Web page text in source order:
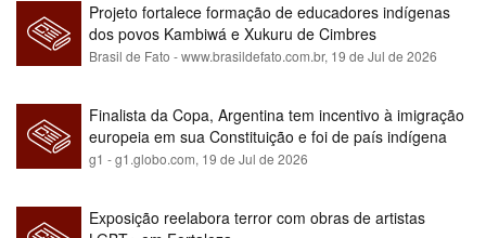
Projeto fortalece formação de educadores indígenas
dos povos Kambiwá e Xukuru de Cimbres
Brasil de Fato - www.brasildefato.com.br, 19 de Jul de 2026
Finalista da Copa, Argentina tem incentivo à imigração
europeia em sua Constituição e foi de país indígena
para maioria branca
g1 - g1.globo.com, 19 de Jul de 2026
Exposição reelabora terror com obras de artistas